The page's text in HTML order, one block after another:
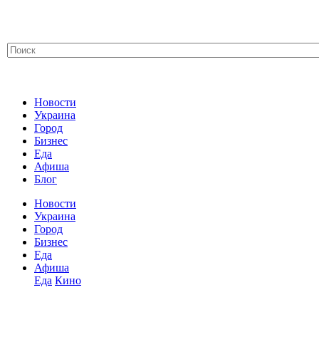
Новости
Украина
Город
Бизнес
Еда
Афиша
Блог
Новости
Украина
Город
Бизнес
Еда
Афиша
Еда Кино